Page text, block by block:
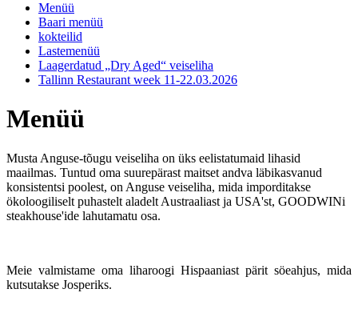
Menüü
Baari menüü
kokteilid
Lastemenüü
Laagerdatud „Dry Aged“ veiseliha
Tallinn Restaurant week 11-22.03.2026
Menüü
Musta Anguse-tõugu veiseliha on üks eelistatumaid lihasid
maailmas. Tuntud oma suurepärast maitset andva läbikasvanud
konsistentsi poolest, on Anguse veiseliha, mida imporditakse
ökoloogiliselt puhastelt aladelt Austraaliast ja USA'st, GOODWINi
steakhouse'ide lahutamatu osa.
Meie valmistame oma liharoogi Hispaaniast pärit söeahjus, mida
kutsutakse Josperiks.